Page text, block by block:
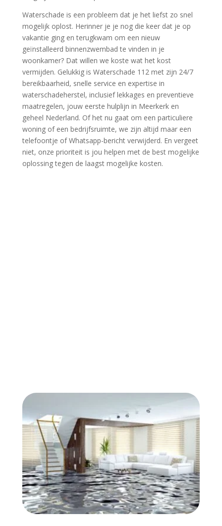
Waterschade is een probleem dat je het liefst zo snel
mogelijk oplost.​ Herinner je je nog die keer dat je op
vakantie ging en terugkwam om een nieuw
geïnstalleerd binnenzwembad te vinden in je
woonkamer? Dat willen we koste wat het kost
vermijden.​ Gelukkig is Waterschade 112 met zijn 24/7
bereikbaarheid, snelle service en expertise in
waterschadeherstel, inclusief lekkages en preventieve
maatregelen, jouw eerste hulplijn in Meerkerk en
geheel Nederland.​ Of het nu gaat om een particuliere
woning of een bedrijfsruimte, we zijn altijd maar een
telefoontje of Whatsapp-bericht verwijderd.​ En vergeet
niet, onze prioriteit is jou helpen met de best mogelijke
oplossing tegen de laagst mogelijke kosten.​